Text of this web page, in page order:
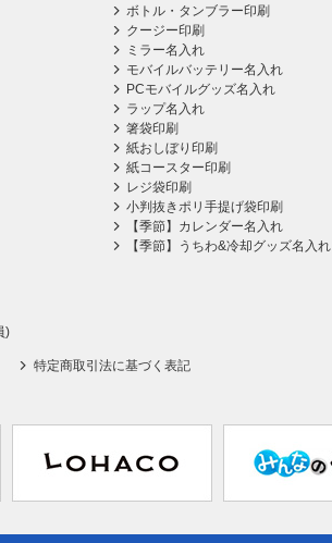
ボトル・タンブラー印刷
クージー印刷
ミラー名入れ
モバイルバッテリー名入れ
PCモバイルグッズ名入れ
ラップ名入れ
箸袋印刷
紙おしぼり印刷
紙コースター印刷
レジ袋印刷
小判抜きポリ手提げ袋印刷
【季節】カレンダー名入れ
【季節】うちわ&冷却グッズ名入れ
)
特定商取引法に基づく表記